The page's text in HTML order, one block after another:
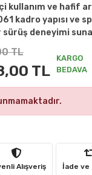
kullanım ve hafif
kadro yapısı ve
sürüş deneyimi
TL
TL
KARGO
BEDAVA
Alışveriş İade ve